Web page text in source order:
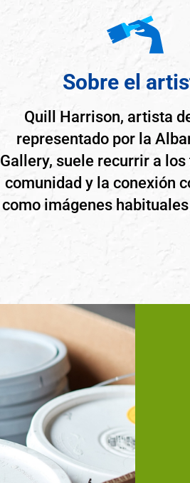
Sobre el
Quill Harrison, artista
representado por la
Gallery, suele recurrir a
comunidad y la conexión
como imágenes